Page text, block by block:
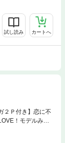
試し読み カートへ
２Ｐ付き】恋に不
！モデルみた
ティングファーム
れられるハイスペ